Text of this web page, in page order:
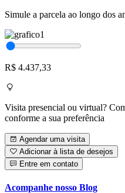
Simule a parcela ao longo dos
R$ 4.437,33
Visita presencial ou virtual?
conforme a sua preferência
Agendar uma visita
Adicionar à lista de desejos
Entre em contato
Acompanhe nosso Blog